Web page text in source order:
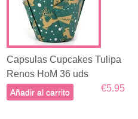
Capsulas Cupcakes Tulipa
Renos HoM 36 uds
€5.95
Añadir al carrito